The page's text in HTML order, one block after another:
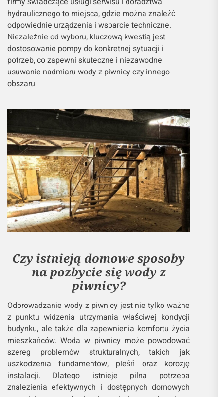
hydraulicznego to miejsca, gdzie można znaleźć
odpowiednie urządzenia i wsparcie techniczne.
Niezależnie od wyboru, kluczową kwestią jest
dostosowanie pompy do konkretnej sytuacji i
potrzeb, co zapewni skuteczne i niezawodne
usuwanie nadmiaru wody z piwnicy czy innego
obszaru.
Czy istnieją domowe sposoby
na pozbycie się wody z
piwnicy?
Odprowadzanie wody z piwnicy jest nie tylko ważne
z punktu widzenia utrzymania właściwej kondycji
budynku, ale także dla zapewnienia komfortu życia
mieszkańców. Woda w piwnicy może powodować
szereg problemów strukturalnych, takich jak
uszkodzenia fundamentów, pleśń oraz korozję
instalacji. Dlatego istnieje pilna potrzeba
znalezienia efektywnych i dostępnych domowych